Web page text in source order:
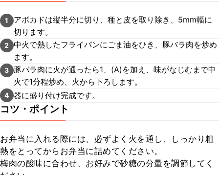
1
アボカドは縦半分に切り、種と皮を取り除き、5mm幅に
切ります。
2
中火で熱したフライパンにごま油をひき、豚バラ肉を炒め
ます。
3
豚バラ肉に火が通ったら1、(A)を加え、味がなじむまで中
火で1分程炒め、火から下ろします。
4 器に盛り付け完成です。
コツ・ポイント
お弁当に入れる際には、必ずよく火を通し、しっかり粗
熱をとってからお弁当に詰めてください。
梅肉の酸味に合わせ、お好みで砂糖の分量を調節してく